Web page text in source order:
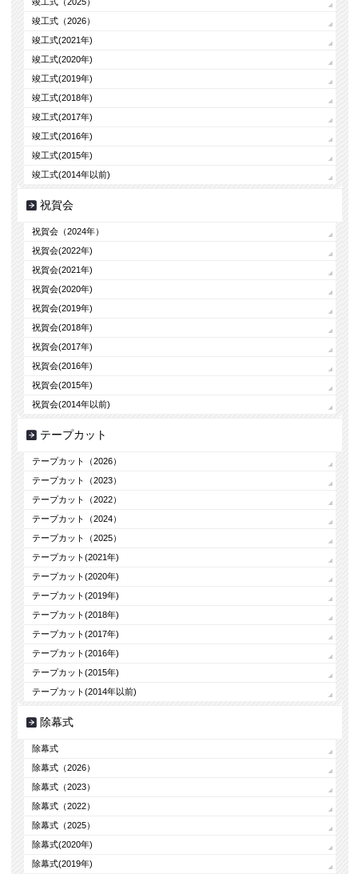
竣工式（2026）
竣工式(2021年)
竣工式(2020年)
竣工式(2019年)
竣工式(2018年)
竣工式(2017年)
竣工式(2016年)
竣工式(2015年)
竣工式(2014年以前)
祝賀会
祝賀会（2024年）
祝賀会(2022年)
祝賀会(2021年)
祝賀会(2020年)
祝賀会(2019年)
祝賀会(2018年)
祝賀会(2017年)
祝賀会(2016年)
祝賀会(2015年)
祝賀会(2014年以前)
テープカット
テープカット（2026）
テープカット（2023）
テープカット（2022）
テープカット（2024）
テープカット（2025）
テープカット(2021年)
テープカット(2020年)
テープカット(2019年)
テープカット(2018年)
テープカット(2017年)
テープカット(2016年)
テープカット(2015年)
テープカット(2014年以前)
除幕式
除幕式
除幕式（2026）
除幕式（2023）
除幕式（2022）
除幕式（2025）
除幕式(2020年)
除幕式(2019年)